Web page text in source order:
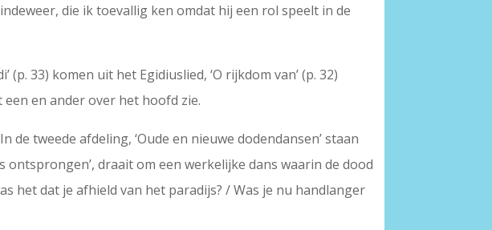
die ik toevallig ken omdat hij een rol speelt in de
(p. 33) komen uit het Egidiuslied, ‘O rijkdom van’ (p. 32)
en ander over het hoofd zie.
tweede afdeling, ‘Oude en nieuwe dodendansen’ staan
ontsprongen’, draait om een werkelijke dans waarin de dood
het dat je afhield van het paradijs? / Was je nu handlanger